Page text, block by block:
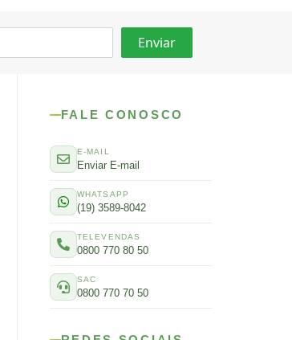
FALE CONOSCO
E-MAIL
Enviar E-mail
WHATSAPP
(19) 3589-8042
TELEVENDAS
0800 770 80 50
SAC
0800 770 70 50